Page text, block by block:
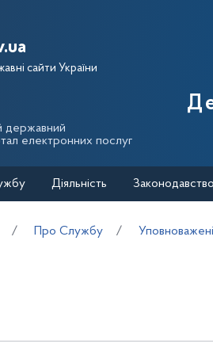
сторінка
сайти України
державний
електронних послуг
Діяльність Законодавство
Про Службу